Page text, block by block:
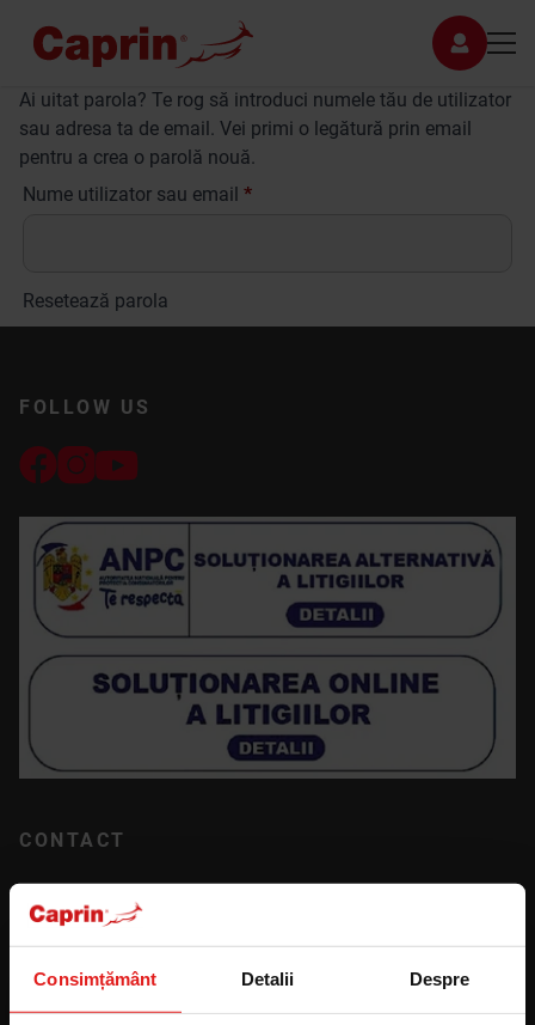
Consimțământ Detalii Despre
Ai uitat parola? Te rog să introduci numele tău de utilizator
sau adresa ta de email. Vei primi o legătură prin email
pentru a crea o parolă nouă.
Nume utilizator sau email *Obligatoriu
Resetează parola
FOLLOW US
CONTACT
0373811818
8:00 și 16:00.